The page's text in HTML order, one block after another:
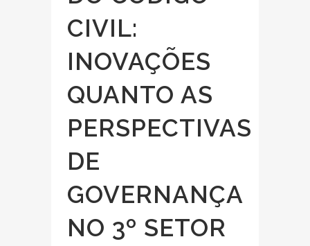
CIVIL:
INOVAÇÕES
QUANTO AS
PERSPECTIVAS
DE
GOVERNANÇA
NO 3º SETOR